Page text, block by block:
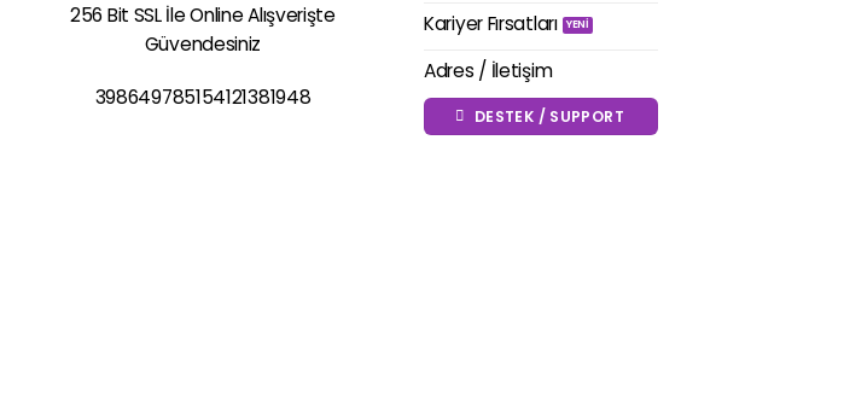
256 Bit SSL İle Online Alışverişte
Güvendesiniz
398649785154121381948
Kariyer Fırsatları
Adres / İletişim
DESTEK / SUPPORT